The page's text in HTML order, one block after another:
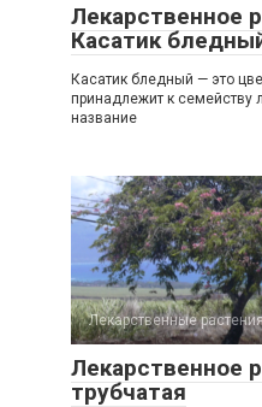
Лекарственное
Касатик
Касатик бледный — это
принадлежит к семейству
название
Лекарственные
Лекарственное
трубчатая